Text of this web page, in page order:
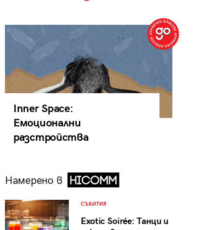
Inner Space:
Емоционални
разстройства
Намерено в
СЪБИТИЯ
Exotic Soirée: Танци и